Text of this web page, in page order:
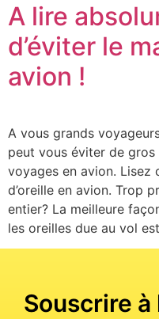
A lire
d’éviter le
avion !
A vous grands
peut vous éviter de
voyages en avion. Lisez
d’oreille en avion. Trop
entier? La meilleure
les oreilles due au vol
Souscrire à